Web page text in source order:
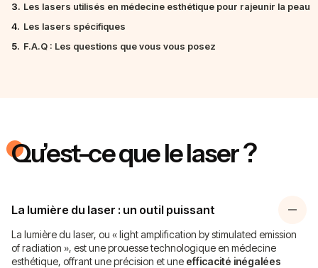
3. Les lasers utilisés en médecine esthétique pour rajeunir la peau
4. Les lasers spécifiques
5. F.A.Q : Les questions que vous vous posez
Qu’est-ce que le laser ?
La lumière du laser : un outil puissant
La lumière du laser, ou « light amplification by stimulated emission
of radiation », est une prouesse technologique en médecine
esthétique, offrant une précision et une efficacité inégalées